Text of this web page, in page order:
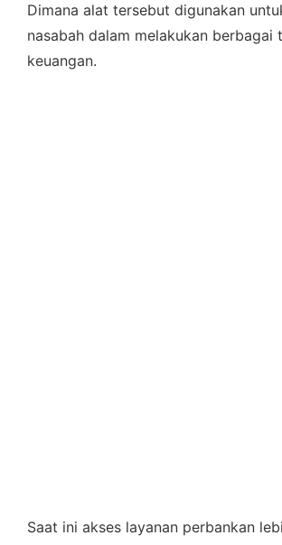
Dimana alat tersebut digunakan
nasabah dalam melakukan berbagai
keuangan.
Saat ini akses layanan perbankan